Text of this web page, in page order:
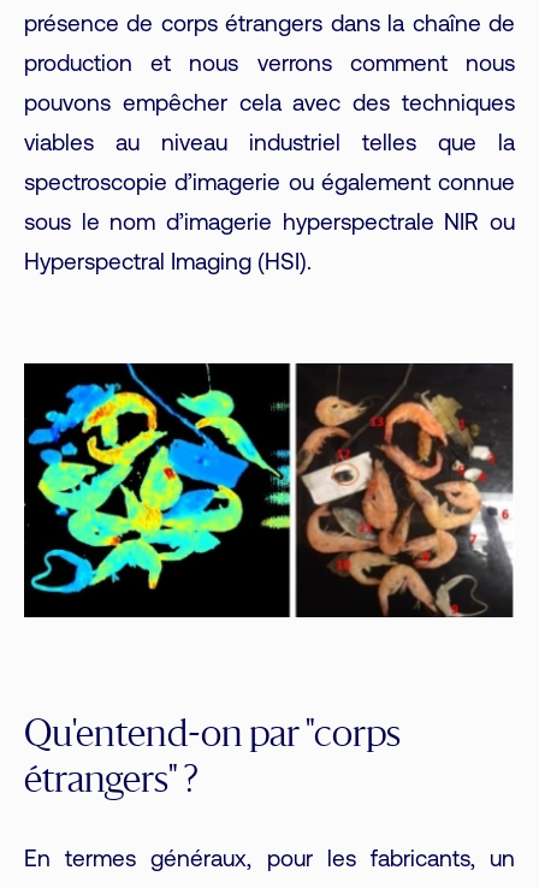
présence de corps étrangers dans la chaîne de
production et nous verrons comment nous
pouvons empêcher cela avec des techniques
viables au niveau industriel telles que la
spectroscopie d’imagerie ou également connue
sous le nom d’imagerie hyperspectrale NIR ou
Hyperspectral Imaging (HSI).
Qu'entend-on par "corps
étrangers" ?
En termes généraux, pour les fabricants, un